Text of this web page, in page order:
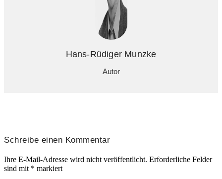
Hans-Rüdiger Munzke
Autor
Schreibe einen Kommentar
Ihre E-Mail-Adresse wird nicht veröffentlicht. Erforderliche Felder
sind mit * markiert